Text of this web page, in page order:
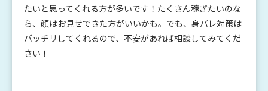
たいと思ってくれる方が多いです！たくさん稼ぎたいのな
ら、顔はお見せできた方がいいかも。でも、身バレ対策は
バッチリしてくれるので、不安があれば相談してみてくだ
さい！